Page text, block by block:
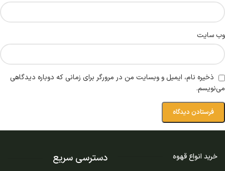
وب‌ سایت
ذخیره نام، ایمیل و وبسایت من در مرورگر برای زمانی که دوباره دیدگاهی
می‌نویسم.
خرید انواع قهوه دسترسی سریع